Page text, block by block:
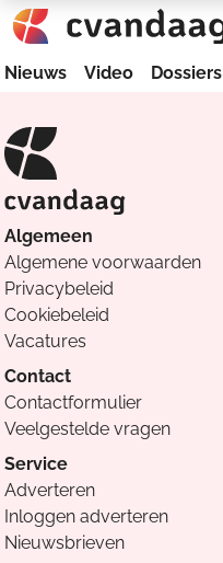
Nieuws Video Dossiers
Algemeen
Algemene voorwaarden
Privacybeleid
Cookiebeleid
Vacatures
Contact
Contactformulier
Veelgestelde vragen
Service
Adverteren
Inloggen adverteren
Nieuwsbrieven